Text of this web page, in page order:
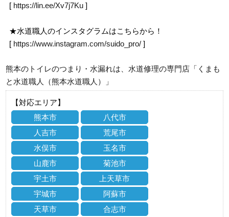
[ https://lin.ee/Xv7j7Ku ]
★水道職人のインスタグラムはこちらから！
[ https://www.instagram.com/suido_pro/ ]
熊本のトイレのつまり・水漏れは、水道修理の専門店「くまも
と水道職人（熊本水道職人）」
【対応エリア】
熊本市
八代市
人吉市
荒尾市
水俣市
玉名市
山鹿市
菊池市
宇土市
上天草市
宇城市
阿蘇市
天草市
合志市